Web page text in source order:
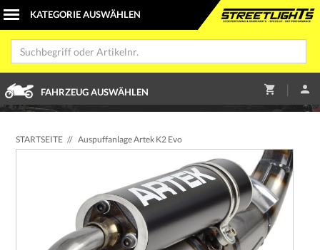
FAHRZEUG AUSWÄHLEN |
STARTSEITE // Auspuffanlage Artek K2 Evo